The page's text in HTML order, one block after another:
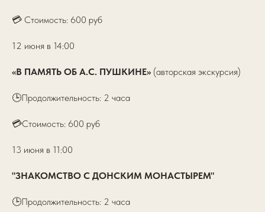
💳 Стоимость: 600 руб
12 июня в 14:00
«В ПАМЯТЬ ОБ А.С. ПУШКИНЕ» (авторская экскурсия)
🕒Продолжительность: 2 часа
💳Стоимость: 600 руб
13 июня в 11:00
"ЗНАКОМСТВО С ДОНСКИМ МОНАСТЫРЕМ"
🕒Продолжительность: 2 часа